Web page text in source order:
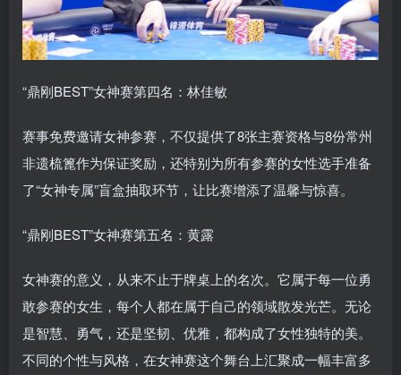
“鼎刚BEST”女神赛第四名：林佳敏
赛事免费邀请女神参赛，不仅提供了8张主赛资格与8份常州
非遗梳篦作为保证奖励，还特别为所有参赛的女性选手准备
了“女神专属”盲盒抽取环节，让比赛增添了温馨与惊喜。
“鼎刚BEST”女神赛第五名：黄露
女神赛的意义，从来不止于牌桌上的名次。它属于每一位勇
敢参赛的女生，每个人都在属于自己的领域散发光芒。无论
是智慧、勇气，还是坚韧、优雅，都构成了女性独特的美。
不同的个性与风格，在女神赛这个舞台上汇聚成一幅丰富多